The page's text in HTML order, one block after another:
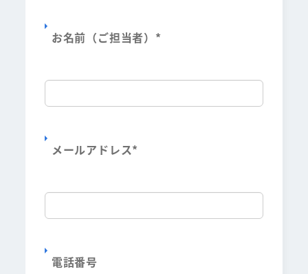
お名前（ご担当者） *
メールアドレス*
電話番号